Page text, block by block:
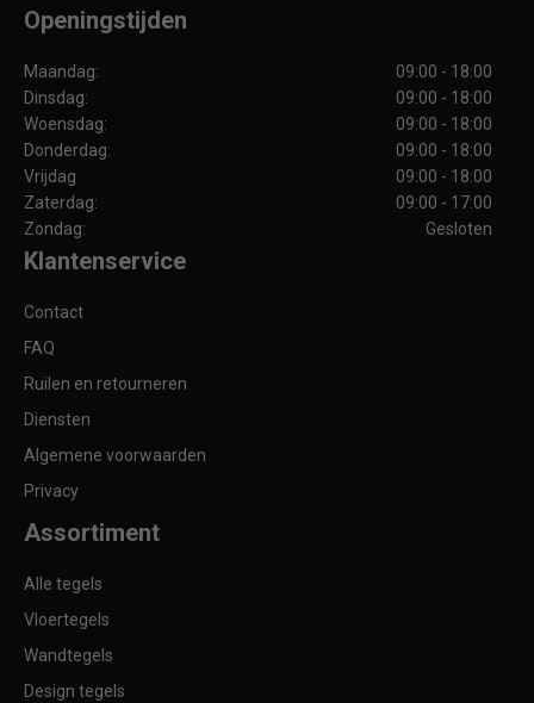
Openingstijden
Maandag:
09:00 - 18:00
Dinsdag:
09:00 - 18:00
Woensdag:
09:00 - 18:00
Donderdag:
09:00 - 18:00
Vrijdag
09:00 - 18:00
Zaterdag:
09:00 - 17:00
Zondag:
Gesloten
Klantenservice
Contact
FAQ
Ruilen en retourneren
Diensten
Algemene voorwaarden
Privacy
Assortiment
Alle tegels
Vloertegels
Wandtegels
Design tegels